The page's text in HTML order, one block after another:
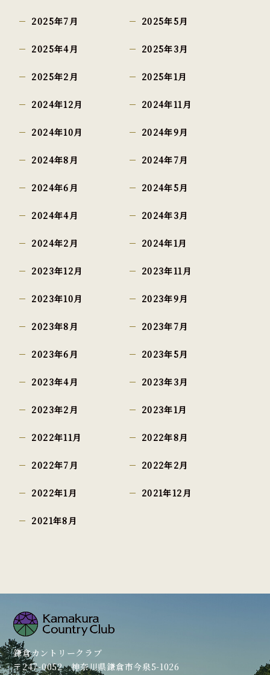
2025年7月 2025年5月
2025年4月 2025年3月
2025年2月 2025年1月
2024年12月 2024年11月
2024年10月 2024年9月
2024年8月 2024年7月
2024年6月 2024年5月
2024年4月 2024年3月
2024年2月 2024年1月
2023年12月 2023年11月
2023年10月 2023年9月
2023年8月 2023年7月
2023年6月 2023年5月
2023年4月 2023年3月
2023年2月 2023年1月
2022年11月 2022年8月
2022年7月 2022年2月
2022年1月 2021年12月
2021年8月
鎌倉カントリークラブ
〒247-0052 神奈川県鎌倉市今泉5-1026